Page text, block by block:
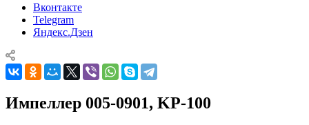
Вконтакте
Telegram
Яндекс.Дзен
Импеллер 005-0901, KP-100